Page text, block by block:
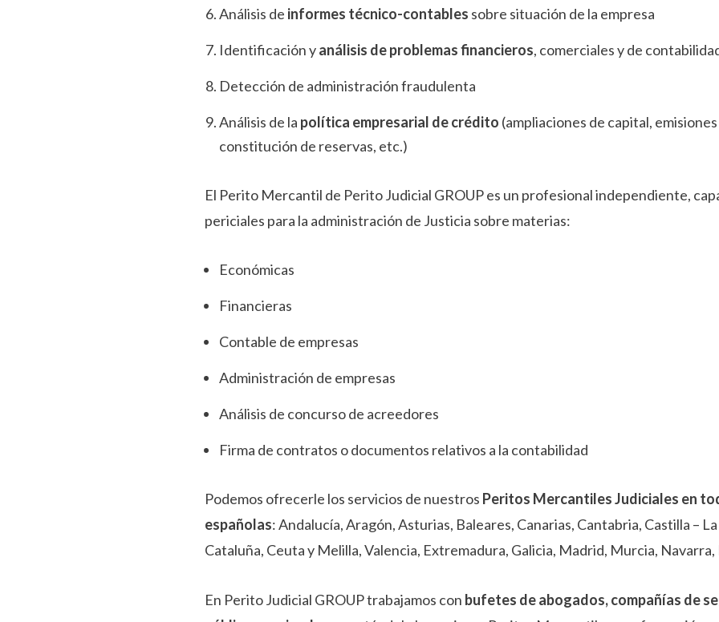
Análisis de informes técnico-contables sobre situación de la empresa
Identificación yanálisis de problemas financieros, comerciales y de
Detección de administración fraudulenta
Análisis de la política empresarial de crédito (ampliaciones de capital,
constitución de reservas, etc.)
El Perito Mercantil de Perito Judicial GROUP es un profesional independiente,
periciales para la administración de Justicia sobre materias:
Económicas
Financieras
Contable de empresas
Administración de empresas
Análisis de concurso de acreedores
Firma de contratos o documentos relativos a la contabilidad
Podemos ofrecerle los servicios de nuestros Peritos Mercantiles Judiciales en
españolas: Andalucía, Aragón, Asturias, Baleares, Canarias, Cantabria, Castilla –
Cataluña, Ceuta y Melilla, Valencia, Extremadura, Galicia, Madrid, Murcia, Navarra,
En Perito Judicial GROUP trabajamos con bufetes de abogados, compañías de